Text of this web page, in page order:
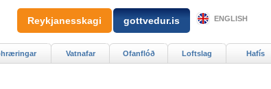
Vatnafar Ofanflóð Loftslag Hafís
Reykjanesskagi gottvedur.is ENGLISH